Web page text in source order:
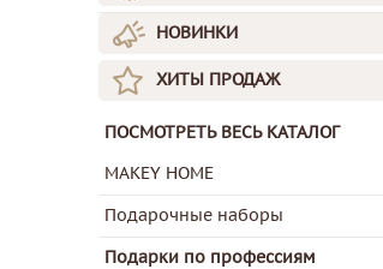
НОВИНКИ
ХИТЫ ПРОДАЖ
ПОСМОТРЕТЬ ВЕСЬ КАТАЛОГ
MAKEY HOME
Подарочные наборы
Подарки по профессиям